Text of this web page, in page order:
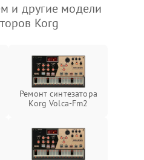
и другие модели
Korg
Ремонт синтезатора
Korg Volca-Fm2